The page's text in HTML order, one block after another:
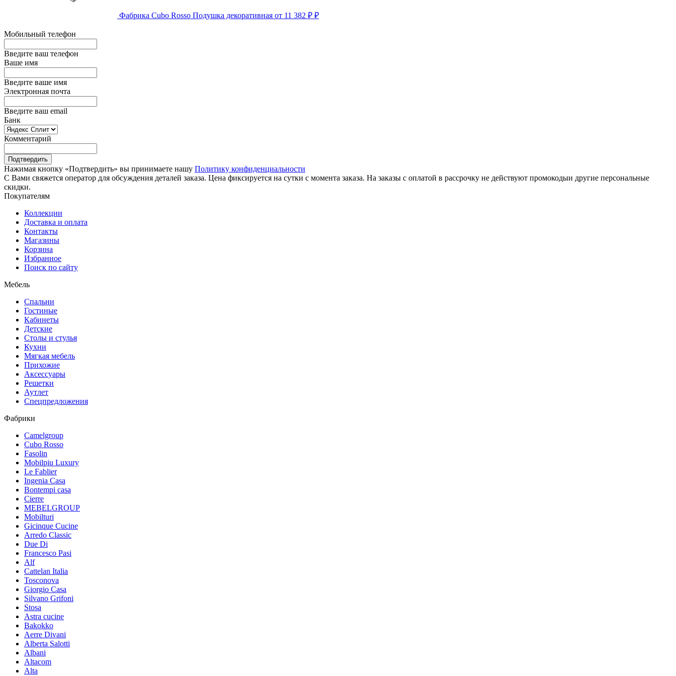
Фабрика Cubo Rosso Подушка декоративная от 11 382 ₽ ₽
Мобильный телефон
Введите ваш телефон
Ваше имя
Введите ваше имя
Электронная почта
Введите ваш email
Банк
Комментарий
Подтвердить
Нажимая кнопку «Подтвердить» вы принимаете нашу Политику конфиденциальности
С Вами свяжется оператор для обсуждения деталей заказа. Цена фиксируется на сутки с момента заказа. На заказы с оплатой в рассрочку не действуют промокодыи другие персональные
скидки.
Покупателям
Коллекции
Доставка и оплата
Контакты
Магазины
Корзина
Избранное
Поиск по сайту
Мебель
Спальни
Гостиные
Кабинеты
Детские
Столы и стулья
Кухни
Мягкая мебель
Прихожие
Аксессуары
Решетки
Аутлет
Спецпредложения
Фабрики
Camelgroup
Cubo Rosso
Fasolin
Mobilpiu Luxury
Le Fablier
Ingenia Casa
Bontempi casa
Cierre
MEBELGROUP
Mobilturi
Gicinque Cucine
Arredo Classic
Due Di
Francesco Pasi
Alf
Cattelan Italia
Tosconova
Giorgio Casa
Silvano Grifoni
Stosa
Astra cucine
Bakokko
Aerre Divani
Alberta Salotti
Albani
Altacom
Alta